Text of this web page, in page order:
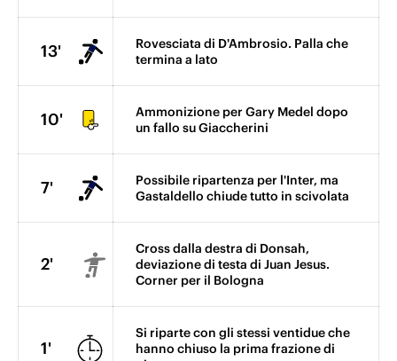
13'
Rovesciata di D'Ambrosio. Palla che
termina a lato
10'
Ammonizione per Gary Medel dopo
un fallo su Giaccherini
7'
Possibile ripartenza per l'Inter, ma
Gastaldello chiude tutto in scivolata
2'
Cross dalla destra di Donsah,
deviazione di testa di Juan Jesus.
Corner per il Bologna
1'
Si riparte con gli stessi ventidue che
hanno chiuso la prima frazione di